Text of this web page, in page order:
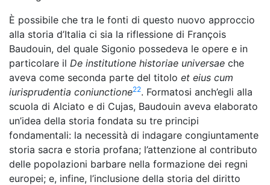
È possibile che tra le fonti di questo nuovo approccio
alla storia d’Italia ci sia la riflessione di François
Baudouin, del quale Sigonio possedeva le opere e in
particolare il De institutione historiae universae che
aveva come seconda parte del titolo et eius cum
iurisprudentia coniunctione22. Formatosi anch’egli alla
scuola di Alciato e di Cujas, Baudouin aveva elaborato
un’idea della storia fondata su tre principi
fondamentali: la necessità di indagare congiuntamente
storia sacra e storia profana; l’attenzione al contributo
delle popolazioni barbare nella formazione dei regni
europei; e, infine, l’inclusione della storia del diritto